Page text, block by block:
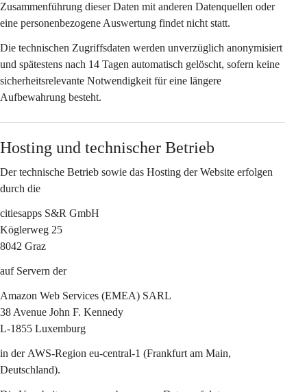
Zusammenführung dieser Daten mit anderen Datenquellen oder
eine personenbezogene Auswertung findet nicht statt.
Die technischen Zugriffsdaten werden unverzüglich anonymisiert
und spätestens nach 14 Tagen automatisch gelöscht, sofern keine
sicherheitsrelevante Notwendigkeit für eine längere
Aufbewahrung besteht.
Hosting und technischer Betrieb
Der technische Betrieb sowie das Hosting der Website erfolgen
durch die
citiesapps S&R GmbH
Köglerweg 25
8042 Graz
auf Servern der
Amazon Web Services (EMEA) SARL
38 Avenue John F. Kennedy
L-1855 Luxemburg
in der AWS-Region eu-central-1 (Frankfurt am Main,
Deutschland).